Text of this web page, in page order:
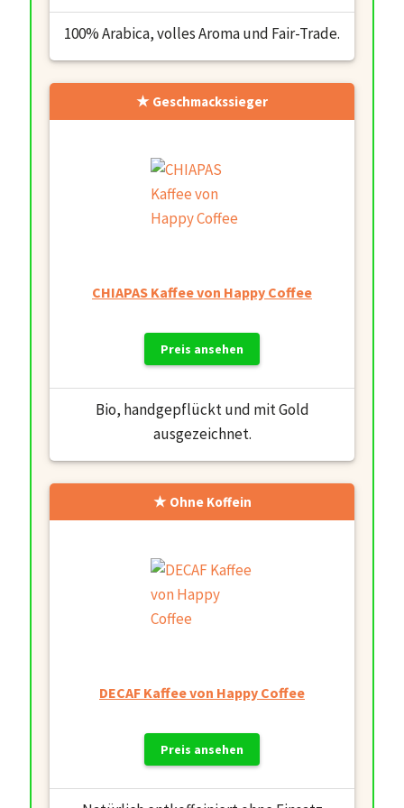
100% Arabica, volles Aroma und Fair-Trade.
Geschmackssieger
CHIAPAS Kaffee von Happy Coffee
Preis ansehen
Bio, handgepflückt und mit Gold
ausgezeichnet.
Ohne Koffein
DECAF Kaffee von Happy Coffee
Preis ansehen